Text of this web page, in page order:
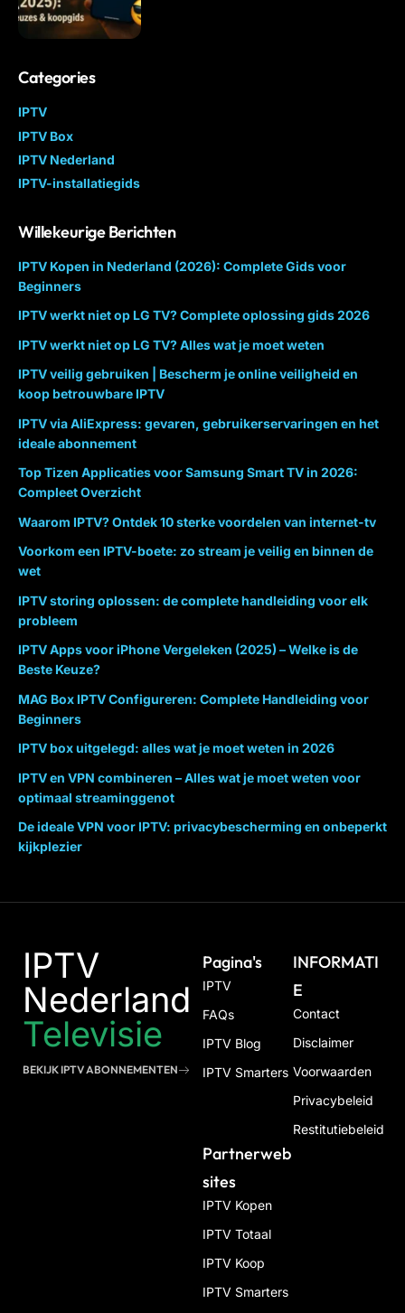
Categories
IPTV
IPTV Box
IPTV Nederland
IPTV-installatiegids
Willekeurige Berichten
IPTV Kopen in Nederland (2026): Complete Gids voor
Beginners
IPTV werkt niet op LG TV? Complete oplossing gids 2026
IPTV werkt niet op LG TV? Alles wat je moet weten
IPTV veilig gebruiken | Bescherm je online veiligheid en
koop betrouwbare IPTV
IPTV via AliExpress: gevaren, gebruikerservaringen en het
ideale abonnement
Top Tizen Applicaties voor Samsung Smart TV in 2026:
Compleet Overzicht
Waarom IPTV? Ontdek 10 sterke voordelen van internet-tv
Voorkom een IPTV-boete: zo stream je veilig en binnen de
wet
IPTV storing oplossen: de complete handleiding voor elk
probleem
IPTV Apps voor iPhone Vergeleken (2025) – Welke is de
Beste Keuze?
MAG Box IPTV Configureren: Complete Handleiding voor
Beginners
IPTV box uitgelegd: alles wat je moet weten in 2026
IPTV en VPN combineren – Alles wat je moet weten voor
optimaal streaminggenot
De ideale VPN voor IPTV: privacybescherming en onbeperkt
kijkplezier
IPTV
Nederland
Televisie
BEKIJK IPTV ABONNEMENTEN
Pagina's
IPTV
FAQs
IPTV Blog
IPTV Smarters
INFORMATI
E
Contact
Disclaimer
Voorwaarden
Privacybeleid
Restitutiebeleid
Partnerweb
Sites
IPTV Kopen
IPTV Totaal
IPTV Koop
IPTV Smarters